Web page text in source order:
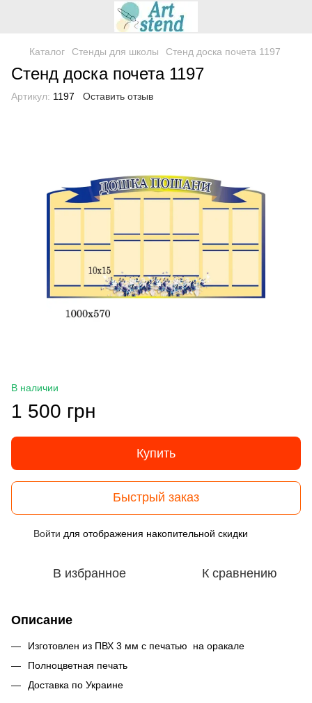
Каталог Стенды для школы Стенд доска почета 1197
Стенд доска почета 1197
Артикул: 1197 Оставить отзыв
В наличии
1 500 грн
Купить
Быстрый заказ
Войти для отображения накопительной скидки
В избранное К сравнению
Описание
Изготовлен из ПВХ 3 мм с печатью на оракале
Полноцветная печать
Доставка по Украине